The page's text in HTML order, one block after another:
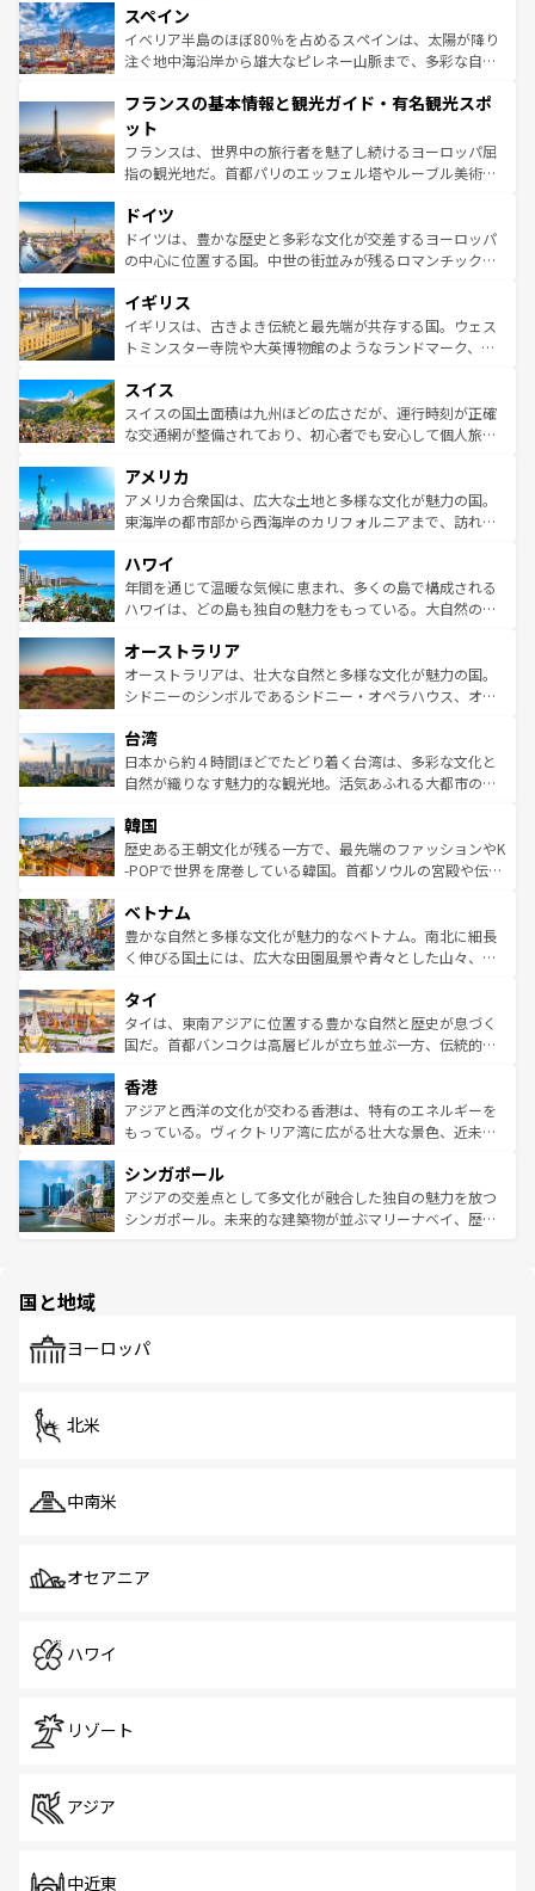
ろん、トスカーナの美しい田園風景やアマルフィ海岸の絶
景など、自然景観も見逃せない。観光の合間には、本場の
ピザやパスタなど、絶品のイタリア料理を堪能することも
ませてくれるイタリアで、忘れられない旅をしてみよう！
なお、新着のイタリア情報は
しい。
スペイン
イベリア半島のほぼ80％を占めるスペインは、太陽が降り
注ぐ地中海沿岸から雄大なピレネー山脈まで、多彩な自然
文化が根付くこの国では、情熱的なフラメンコ、熱気あふ
れる闘牛、そして美味しいタパスが生活の一部となってい
る。首都マドリードの洗練された雰囲気や、バルセロナの
アートに溢れた街角から、地方では古代ローマ遺跡や中世
せる。地方によって風土や気候が異なるスペインはその個
性で訪れる人を魅了する。 なお、新着のスペイン情報は コ
ンテンツ一覧を参照してほしい。
フランスの基本情報と観光ガイド・有名観光スポ
ット
フランスは、世界中の旅行者を魅了し続けるヨーロッパ屈
指の観光地だ。首都パリのエッフェル塔やルーブル美術館
で、幅広い魅力が詰まっている。華麗な宮殿、歴史的な大
聖堂、美しいビーチ、そして豊かな自然が、訪れる者を心
から魅了する。また、フランスは美食の国としても知ら
いる。シャンパンの発祥地であるランス、プロヴァンスの
香り高いラベンダー畑など、多彩な楽しみ方が可能だ。さ
らに、パリ以外の地域にも魅力が溢れており、どの街角に
れる地方に足を運ぶとそれぞれで全く異なる文化を体験で
きるだろう。 なお、新着のフランス情報はコンテンツ一覧
を参照してほしい。
ドイツ
ドイツは、豊かな歴史と多彩な文化が交差するヨーロッパ
の中心に位置する国。中世の街並みが残るロマンチック街
顔を持つこの国は、どこを歩いても飽きることがない。ベ
ルリンの文化的活気、バイエルン州のアルプスの絶景、そ
してライン川沿いのワイン畑といった風景は必見。ビール
は、お酒好きな人にはぜひ体験してほしい。 なお、新着の
ドイツ情報はコンテンツ一覧を参照してほしい。
イギリス
イギリスは、古きよき伝統と最先端が共存する国。ウェス
トミンスター寺院や大英博物館のようなランドマーク、歴
リアごとに異なる魅力がある。また、優雅なアフタヌーン
ティー、ビール好きにはたまらない英国パブ、サッカー観
戦など、本場だからこそできる体験も豊富。イギリスを旅
ンツ一覧を参照してほしい。
スイス
スイスの国土面積は九州ほどの広さだが、運行時刻が正確
な交通網が整備されており、初心者でも安心して個人旅行
の建物がそのまま残る町や、スイスならではのユニークな
博物館もあり、アルプス観光だけでなく町歩きも満喫する
ことができる。国民の所得が高いため物価も高いが、旅行
ば市内交通費無料で観光を楽しむこともできる。 なお、新
着のスイス情報はコンテンツ一覧 を参照してほしい。
アメリカ
アメリカ合衆国は、広大な土地と多様な文化が魅力の国。
東海岸の都市部から西海岸のカリフォルニアまで、訪れる
のような巨大都市は、観光、ショッピング、エンターテイ
ンメントが詰まった刺激的なスポットだ。一方、アメリカ
西部には大自然が広がり、グランドキャニオンやイエロー
部のニューオーリンズでは、音楽と美食が融合した独特の
文化が魅力。旅行者はアメリカの各地域で異なる魅力を楽
しみながら、その多様性と豊かな歴史を感じることができ
ならではの贅沢な旅のスタイルだ。 なお、新着のアメリカ
情報はコンテンツ一覧を参照してほしい。
ハワイ
年間を通じて温暖な気候に恵まれ、多くの島で構成される
ハワイは、どの島も独自の魅力をもっている。大自然の神
ワイ島は見逃せない。また、定番の観光地といえばオアフ
島だが、静かな自然を求めるならマウイ島やカウアイ島が
おすすめ。エメラルドグリーンに輝く海をはじめ、豊かな
れるおもてなしの心で訪れる人々を迎えてくれるハワイの
人々、おいしいローカルフードやハワイアンミュージッ
ク、伝統的なフラダンスなど、すべてがハワイの魅力を彩
ワイを、存分に味わってほしい。 なお、新着のハワイ情報
はコンテンツ一覧を参照してほしい。
オーストラリア
オーストラリアは、壮大な自然と多様な文化が魅力の国。
シドニーのシンボルであるシドニー・オペラハウス、オー
リアリーフや大陸中央部にそびえるウルル（エアーズロッ
ク）、タスマニアの美しい原生林やケアンズの熱帯雨林な
ど、見どころがたくさん。また、カフェやワイン、オージ
いる。アクティビティも充実しており、サーフィンやダイ
ビング、ハイキングなど、アウトドア好きにはたまらな
い。オーストラリアの多彩な魅力を存分に味わいつくそ
参照してほしい。
台湾
日本から約４時間ほどでたどり着く台湾は、多彩な文化と
自然が織りなす魅力的な観光地。活気あふれる大都市の台
ン）、静ひつな山岳地帯である台湾東部など、都市の喧騒
と山間の静けさが共存しており、訪れる人に新しい発見と
驚きをもたらしてくれる。また、奥深い台湾の食文化も魅
容にもいいと評判のスイーツなど、バラエティ豊かな料理
が味わえる。 なお、新着の台湾情報は コンテンツ一覧を参
照してほしい。
韓国
歴史ある王朝文化が残る一方で、最先端のファッションやK
-POPで世界を席巻している韓国。首都ソウルの宮殿や伝統
き、地方に足を延ばせば四季折々の自然美を楽しむことが
できる。そして、キムチや焼肉、絶品のストリートフード
まで、さまざまな韓国料理が待っている。夜には、韓国な
リティに包まれながら、韓国の多彩な魅力を心ゆくまで味
わってみてほしい。 なお、新着の韓国情報はコンテンツ一
覧を参照してほしい。
ベトナム
豊かな自然と多様な文化が魅力的なベトナム。南北に細長
く伸びる国土には、広大な田園風景や青々とした山々、世
急速な発展と共に伝統が息づく。ハノイの古い町並みやホ
ーチミン市のフランス統治時代の建物も、独特の雰囲気を
醸し出している。また、バラエティの豊かさとおいしさで
とつ。フォーやバインミー、ベトナムコーヒーなどは、ぜ
ひ現地で味わいたい。どの地域を訪れてもあたたかい人々
が旅行者を迎えてくれるので、きっと忘れられない旅にな
参照してほしい。
タイ
タイは、東南アジアに位置する豊かな自然と歴史が息づく
国だ。首都バンコクは高層ビルが立ち並ぶ一方、伝統的な
の活気が交差している。北部ではチェンマイなどの山岳地
帯で自然と触れ合い、南部ではプーケットやクラビの美し
いビーチでリゾート気分を楽しむことができる。タイ料理
激する。気候は一年中温暖で、どの季節にも異なる楽しみ
が待っている。親しみやすいタイの人々、仏教を中心とし
た文化、そして多様な観光資源が、訪れる旅人を魅了し続
香港
アジアと西洋の文化が交わる香港は、特有のエネルギーを
もっている。ヴィクトリア湾に広がる壮大な景色、近未来
み、どこを訪れても感動するはず。観光スポットが密集し
ており、効率よく見どころを回れるのも魅力。息をのむよ
うな絶景から文化的な体験まで、香港を存分に楽しみ尽く
シンガポール
アジアの交差点として多文化が融合した独自の魅力を放つ
シンガポール。未来的な建築物が並ぶマリーナベイ、歴史
で、ホーカーズは地元の風情を楽しめる外せないスポット
国と地域
ヨーロッパ
北米
中南米
オセアニア
ハワイ
リゾート
アジア
中近東